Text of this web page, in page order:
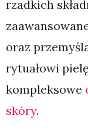
rzadkich
oraz
rytuałowi
kompleksowe
skóry.